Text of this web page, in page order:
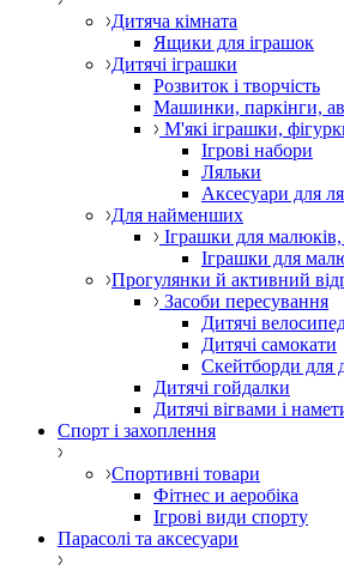
Дитяча кімната
Ящики для іграшок
Дитячі іграшки
Розвиток і творчість
Машинки, паркінги,
М'які іграшки,
Ігрові набори
Ляльки
Аксесуари для
Для найменших
Іграшки для
Іграшки для
Прогулянки й активний
Засоби пересування
Дитячі
Дитячі самокати
Скейтборди для
Дитячі гойдалки
Дитячі вігвами і
Спорт і захоплення
Спортивні товари
Фітнес и аеробіка
Ігрові види спорту
Парасолі та аксесуари